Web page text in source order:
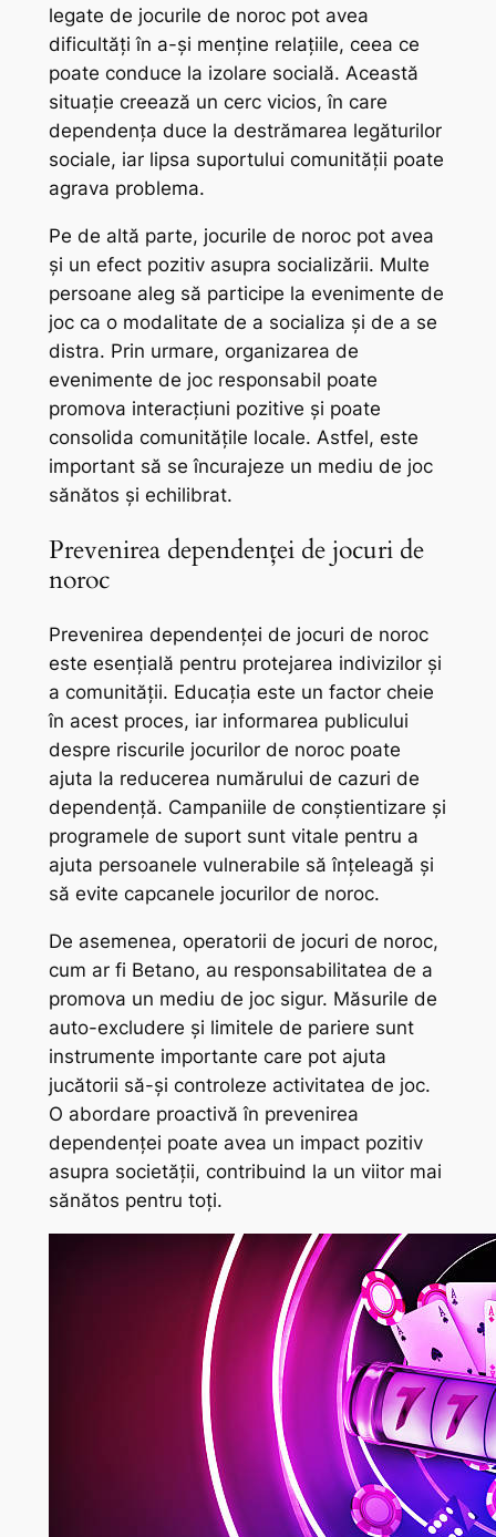
legate de jocurile de noroc pot avea
dificultăți în a-și menține relațiile, ceea ce
poate conduce la izolare socială. Această
situație creează un cerc vicios, în care
dependența duce la destrămarea legăturilor
sociale, iar lipsa suportului comunității poate
agrava problema.
Pe de altă parte, jocurile de noroc pot avea
și un efect pozitiv asupra socializării. Multe
persoane aleg să participe la evenimente de
joc ca o modalitate de a socializa și de a se
distra. Prin urmare, organizarea de
evenimente de joc responsabil poate
promova interacțiuni pozitive și poate
consolida comunitățile locale. Astfel, este
important să se încurajeze un mediu de joc
sănătos și echilibrat.
Prevenirea dependenței de jocuri de
noroc
Prevenirea dependenței de jocuri de noroc
este esențială pentru protejarea indivizilor și
a comunității. Educația este un factor cheie
în acest proces, iar informarea publicului
despre riscurile jocurilor de noroc poate
ajuta la reducerea numărului de cazuri de
dependență. Campaniile de conștientizare și
programele de suport sunt vitale pentru a
ajuta persoanele vulnerabile să înțeleagă și
să evite capcanele jocurilor de noroc.
De asemenea, operatorii de jocuri de noroc,
cum ar fi Betano, au responsabilitatea de a
promova un mediu de joc sigur. Măsurile de
auto-excludere și limitele de pariere sunt
instrumente importante care pot ajuta
jucătorii să-și controleze activitatea de joc.
O abordare proactivă în prevenirea
dependenței poate avea un impact pozitiv
asupra societății, contribuind la un viitor mai
sănătos pentru toți.